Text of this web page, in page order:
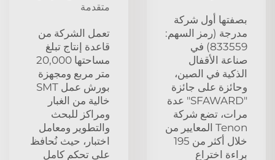
بصفتها أول شركة
مدرجة (رمز السهم:
833559) في
صناعة الأقفال
الذكية في الصين،
وحائزة على جائزة
"SFAWARD" عدة
مرات، تضع شركة
Tenon المعايير من
خلال أكثر من 195
براءة اختراع
متقدمة
تعمل الشركة من
قاعدة إنتاج تبلغ
مساحتها 20,000
متر مربع ومجهزة
بورش عمل SMT
خالية من الغبار
ومراكز للبحث
والتطوير ومعامل
اختبار، حيث نُحافظ
على تحكم كامل